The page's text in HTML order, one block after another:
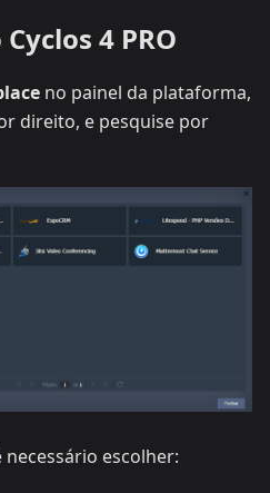
4 PRO
no painel da plataforma,
direito, e pesquise por
necessário escolher: